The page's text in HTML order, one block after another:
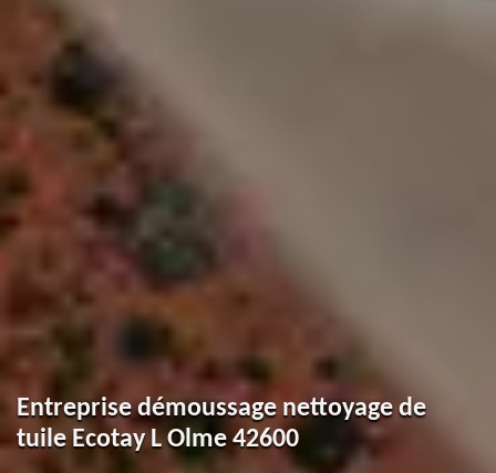
Entreprise démoussage nettoyage de
tuile Ecotay L Olme 42600